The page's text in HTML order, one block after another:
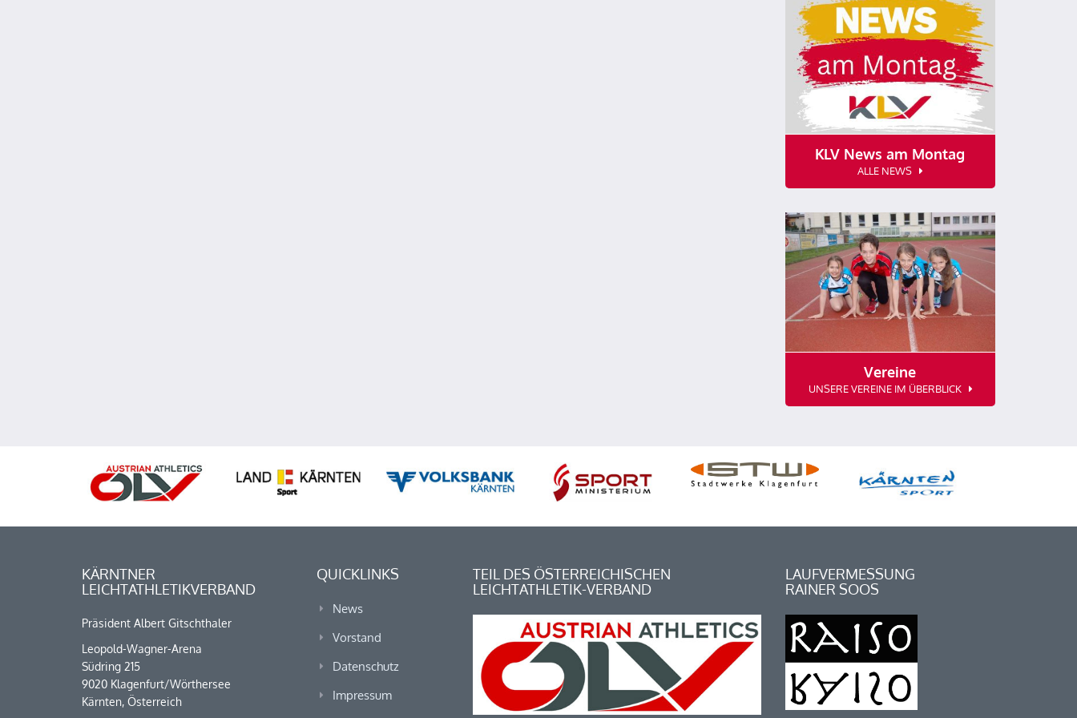
KLV News am Montag
ALLE NEWS
Vereine
UNSERE VEREINE IM ÜBERBLICK
KÄRNTNER
LEICHTATHLETIKVERBAND
Präsident Albert Gitschthaler
Leopold-Wagner-Arena
Südring 215
9020 Klagenfurt/Wörthersee
Kärnten, Österreich
QUICKLINKS
News
Vorstand
Datenschutz
Impressum
TEIL DES ÖSTERREICHISCHEN
LEICHTATHLETIK-VERBAND
LAUFVERMESSUNG
RAINER SOOS